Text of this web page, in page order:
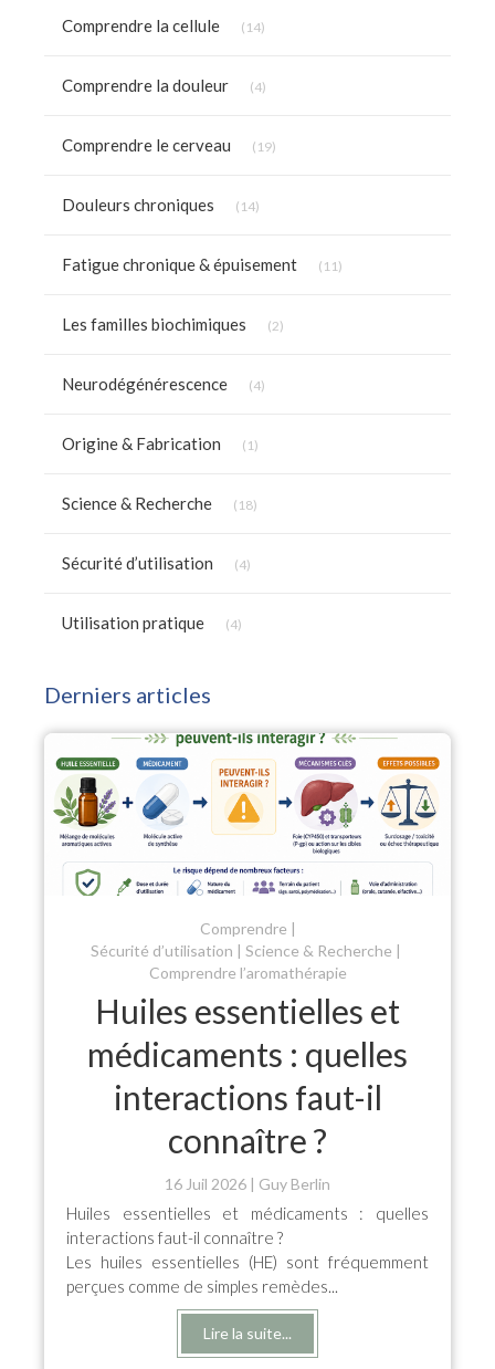
Comprendre la cellule (14)
Comprendre la douleur (4)
Comprendre le cerveau (19)
Douleurs chroniques (14)
Fatigue chronique & épuisement (11)
Les familles biochimiques (2)
Neurodégénérescence (4)
Origine & Fabrication (1)
Science & Recherche (18)
Sécurité d’utilisation (4)
Utilisation pratique (4)
Derniers articles
Comprendre
Sécurité d’utilisation
Science & Recherche
Comprendre l’aromathérapie
Huiles essentielles et
médicaments : quelles
interactions faut-il
connaître ?
16 Juil 2026 Guy Berlin
Huiles essentielles et médicaments : quelles
interactions faut-il connaître ?
Les huiles essentielles (HE) sont fréquemment
perçues comme de simples remèdes...
Lire la suite...